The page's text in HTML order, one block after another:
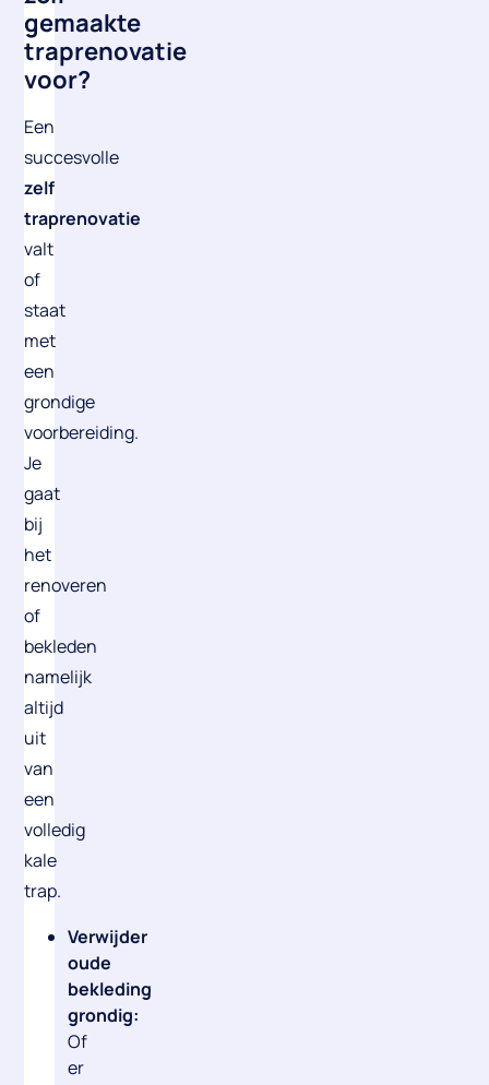
gemaakte
traprenovatie
voor?
Een
succesvolle
zelf
traprenovatie
valt
of
staat
met
een
grondige
voorbereiding.
Je
gaat
bij
het
renoveren
of
bekleden
namelijk
altijd
uit
van
een
volledig
kale
trap.
Verwijder
oude
bekleding
grondig:
Of
er